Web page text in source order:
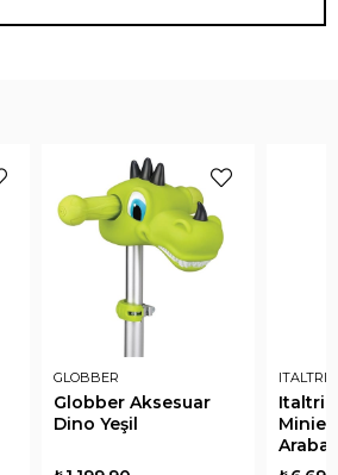
GLOBBER
Globber Aksesuar
Dino Yeşil